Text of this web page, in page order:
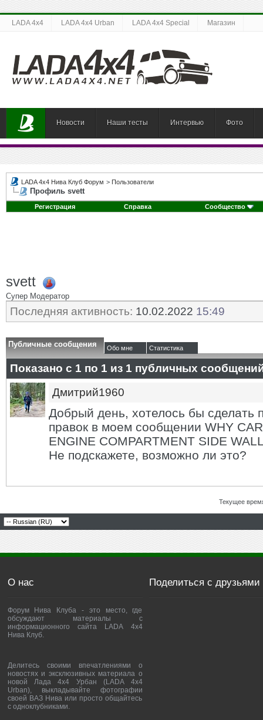
LADA 4x4 LADA 4x4 Urban LADA 4x4 Special Магазин
Новости Наши тесты Интервью Фото
LADA 4x4 Нива Клуб Форум > Пользователи
Профиль svett
Регистрация Справка Сообщество
svett
Супер Модератор
Последняя активность: 10.02.2022 15:49
Публичные сообщения Обо мне Статистика
Показано с 1 по 1 из 1 публичных
Дмитрий1960
Добрый день, хотелось бы сделать
правок в моем сообщении WHY
ENGINE COMPARTMENT SIDE
Не подскажете, возможно ли это?
Текущее
О нас
Форум Нива Клуба - это место, где
обсуждают материалы с
информационного сайта LADA 4x4
Нива Клуб.
Делитесь своими впечатлениями о
новостях и эксклюзивных материала о
новой Лада 4х4 Урбан (LADA 4x4
Urban), выкладывайте фотографии
своей ВАЗ Нива или просто общайтесь
с одноклубниками.
Поделиться с друзьями